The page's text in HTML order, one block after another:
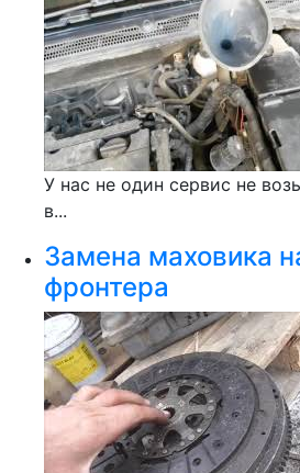
У нас не один сервис не
в...
Замена маховика
фронтера